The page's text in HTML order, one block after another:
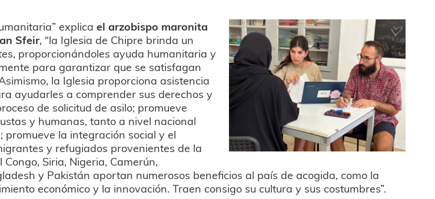
explicael arzobispo maronita
Sfeir, “la Iglesia de Chipre brinda un
proporcionándoles ayuda humanitaria y
para garantizar que se satisfagan
la Iglesia proporciona asistencia
ayudarles a comprender sus derechos y
de solicitud de asilo; promueve
y humanas, tanto a nivel nacional
promueve la integración social y el
y refugiados provenientes de la
Siria, Nigeria, Camerún,
y Pakistán aportan numerosos beneficios al país de acogida, como la
económico y la innovación. Traen consigo su cultura y sus costumbres”.